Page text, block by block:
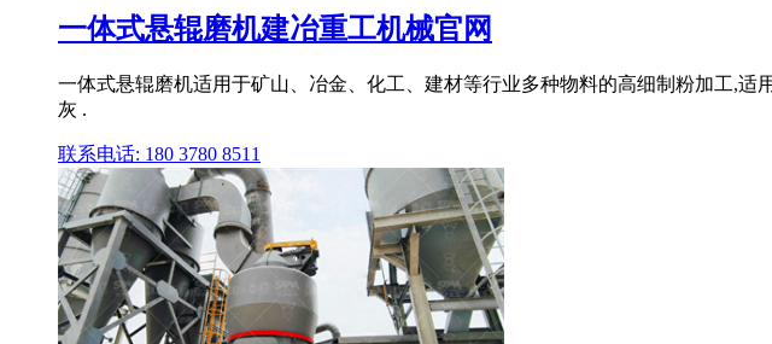
一体式悬辊磨机建冶重工机械官网
一体式悬辊磨机适用于矿山、冶金、化工、建材等行业多种物料的高细制粉加工,
灰 .
联系电话: 180 3780 8511